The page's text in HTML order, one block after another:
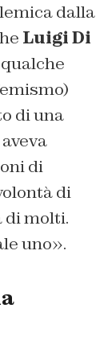
dalla
Luigi Di
di una
di
di
di molti.
uno».